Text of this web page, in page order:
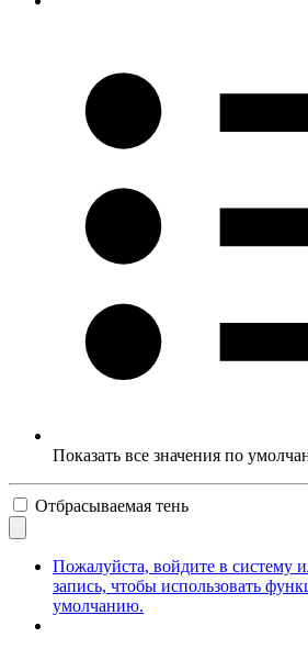
Показать все значения по
Отбрасываемая тень
Пожалуйста, войдите в систему
запись, чтобы использовать
умолчанию.